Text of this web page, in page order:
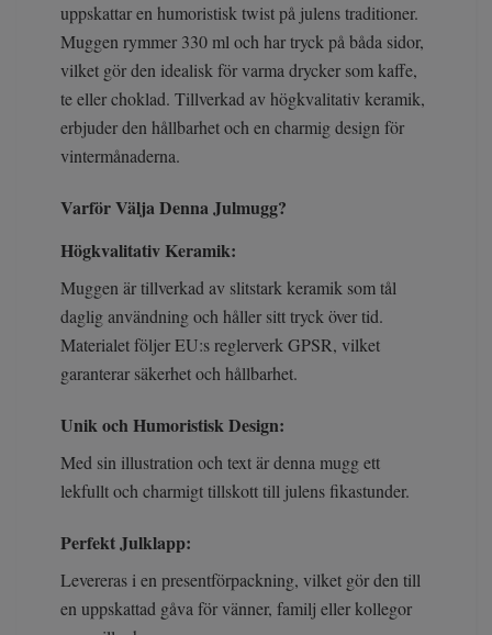
uppskattar en humoristisk twist på julens traditioner.
Muggen rymmer 330 ml och har tryck på båda sidor,
vilket gör den idealisk för varma drycker som kaffe,
te eller choklad. Tillverkad av högkvalitativ keramik,
erbjuder den hållbarhet och en charmig design för
vintermånaderna.
Varför Välja Denna Julmugg?
Högkvalitativ Keramik:
Muggen är tillverkad av slitstark keramik som tål
daglig användning och håller sitt tryck över tid.
Materialet följer EU:s reglerverk GPSR, vilket
garanterar säkerhet och hållbarhet.
Unik och Humoristisk Design:
Med sin illustration och text är denna mugg ett
lekfullt och charmigt tillskott till julens fikastunder.
Perfekt Julklapp:
Levereras i en presentförpackning, vilket gör den till
en uppskattad gåva för vänner, familj eller kollegor